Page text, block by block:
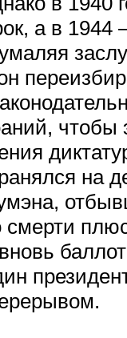
а в
чтобы
на
смерти